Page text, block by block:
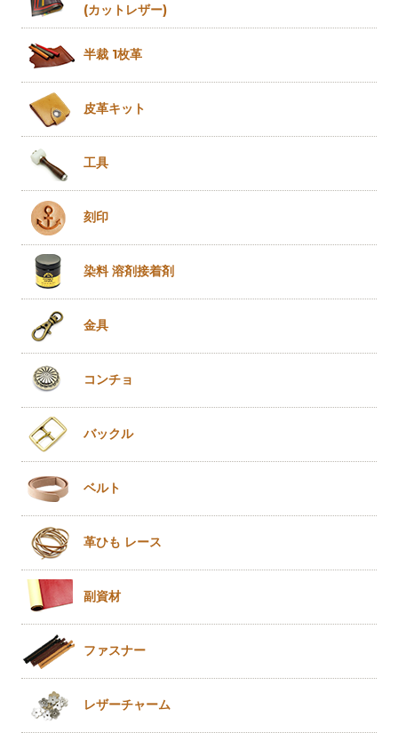
(カットレザー)
半裁 1枚革
皮革キット
工具
刻印
染料 溶剤接着剤
金具
コンチョ
バックル
ベルト
革ひも レース
副資材
ファスナー
レザーチャーム